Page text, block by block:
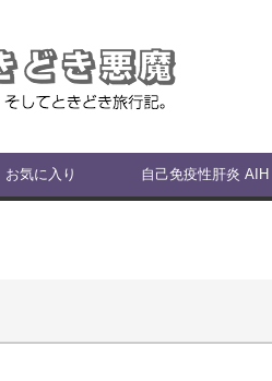
お気に入り 自己免疫性肝炎 AIH